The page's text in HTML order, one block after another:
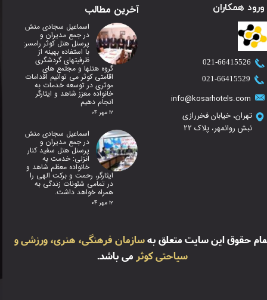
info@kosarhotels.com
تهران، خیابان فخررازی
نبش روانمهر، پلاک 22
​021-66415526
​021-66415529
آخرین مطالب
حقوق این سایت متعلق بهسازمان فرهنگی، هنری، ورزشی و
سیاحتی کوثر می باشد.
اسماعیل سجادی منش
در جمع مدیران و
پرسنل هتل کوثر رامسر:
با استفاده بهینه از
ظرفیتهای گردشگری
گروه هتلها و مجتمع های
اقامتی کوثر می توانیم اقدامات
موثری در توسعه خدمات به
خانواده معزز شاهد و ایثارگر
انجام دهیم
۱۲ مهر ۰۴
اسماعیل سجادی منش
در جمع مدیران و
پرسنل هتل سفید کنار
انزلی: خدمت به
خانواده معظم شاهد و
ایثارگر، رحمت و برکت الهی را
در تمامی شئونات زندگی به
همراه خواهد داشت.
۱۲ مهر ۰۴
ورود همکاران